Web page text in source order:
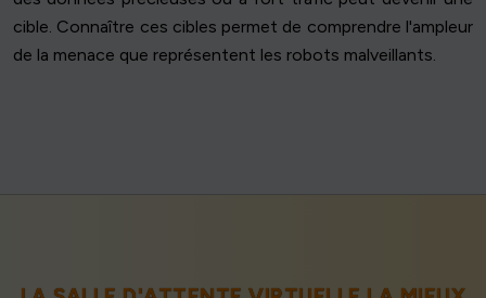
cible. Connaître ces cibles permet de comprendre l'ampleur
de la menace que représentent les robots malveillants.